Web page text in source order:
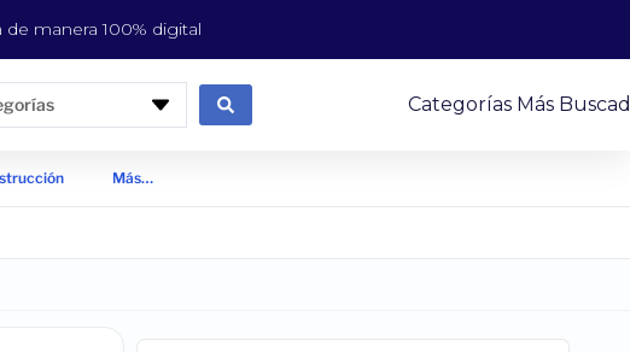
manera 100% digital
Categorías Más
Más…